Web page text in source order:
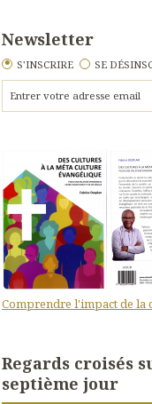
Newsletter
S'INSCRIRE SE
Comprendre l'impact de la
Regards croisés
septième jour